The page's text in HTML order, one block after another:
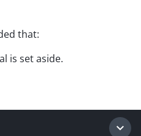
that:
is set aside.